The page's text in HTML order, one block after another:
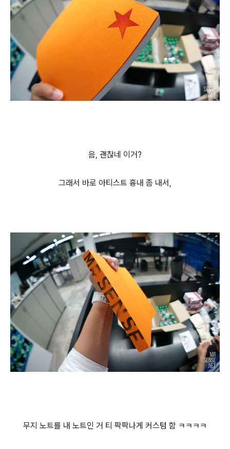
음, 괜찮네 이거?
그래서 바로 아티스트 흉내 좀 내서,
무지 노트를 내 노트인 거 티 팍팍나게 커스텀 함 ㅋㅋㅋㅋ